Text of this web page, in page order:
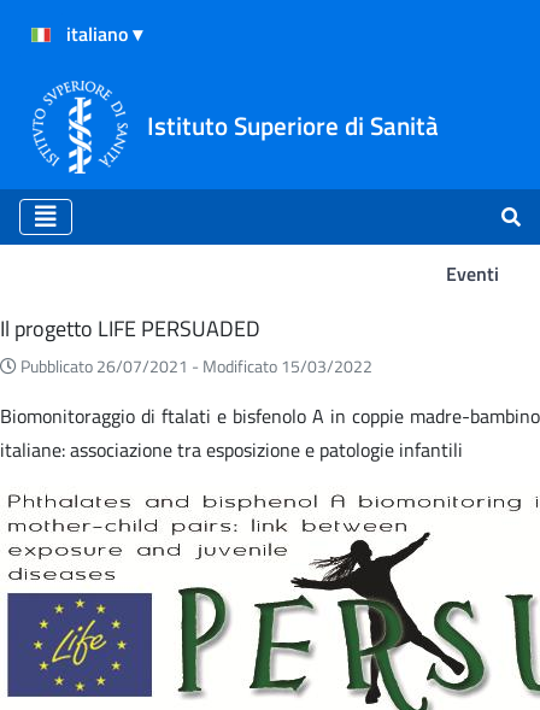
Istituto Superiore di Sanità
Eventi
Eventi
Il progetto LIFE PERSUADED
Pubblicato 26/07/2021 - Modificato 15/03/2022
Biomonitoraggio di ftalati e bisfenolo A in coppie madre-bambino
italiane: associazione tra esposizione e patologie infantili